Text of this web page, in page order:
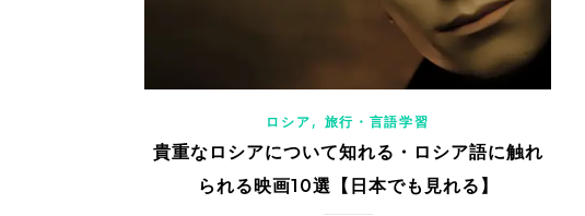
ロシア, 旅行・言語学習
貴重なロシアについて知れる・ロシア語に触れ
られる映画10選【日本でも見れる】